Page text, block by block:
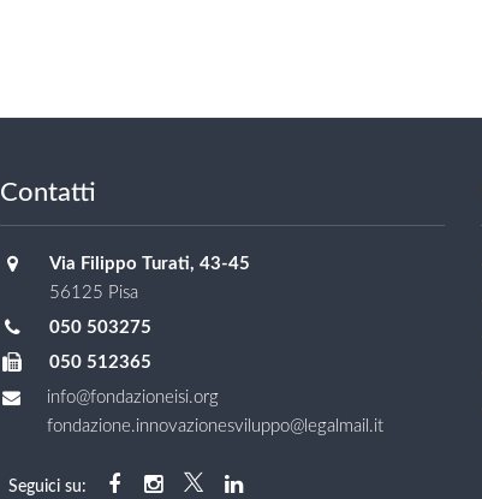
Contatti
Via Filippo Turati, 43-45
56125 Pisa
050 503275
050 512365
info@fondazioneisi.org
fondazione.innovazionesviluppo@legalmail.it
Seguici su: